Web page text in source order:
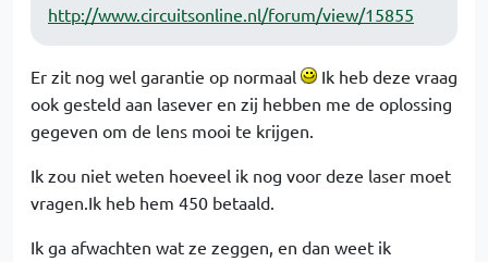
http://www.circuitsonline.nl/forum/view/15855
Er zit nog wel garantie op normaal
Ik heb deze vraag
ook gesteld aan lasever en zij hebben me de oplossing
gegeven om de lens mooi te krijgen.
Ik zou niet weten hoeveel ik nog voor deze laser moet
vragen.Ik heb hem 450 betaald.
Ik ga afwachten wat ze zeggen, en dan weet ik